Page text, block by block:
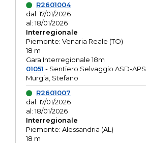
R2601004
dal: 17/01/2026
al: 18/01/2026
Interregionale
Piemonte: Venaria Reale (TO)
18 m
Gara Interregionale 18m
01051 - Sentiero Selvaggio ASD-APS
Murgia, Stefano
R2601007
dal: 17/01/2026
al: 18/01/2026
Interregionale
Piemonte: Alessandria (AL)
18 m